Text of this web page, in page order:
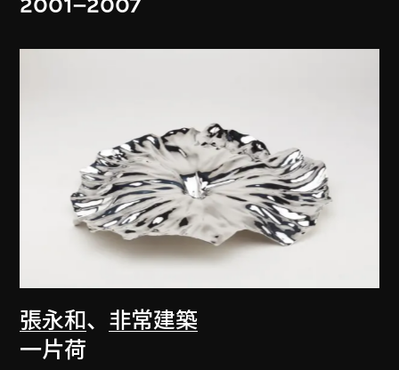
2001–2007
張永和、 非常建築
一片荷